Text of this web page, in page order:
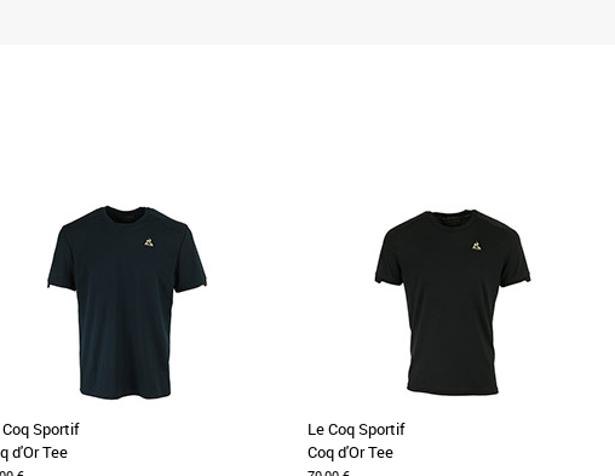
Coq Sportif
d'Or Tee
Le Coq Sportif
Coq d'Or Tee